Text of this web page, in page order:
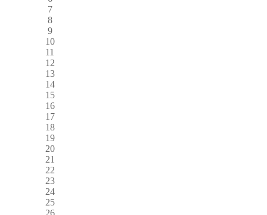
7
8
9
10
11
12
13
14
15
16
17
18
19
20
21
22
23
24
25
26